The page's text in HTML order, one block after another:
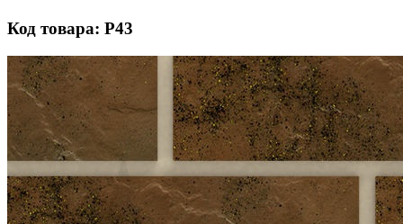
Код товара: Р43